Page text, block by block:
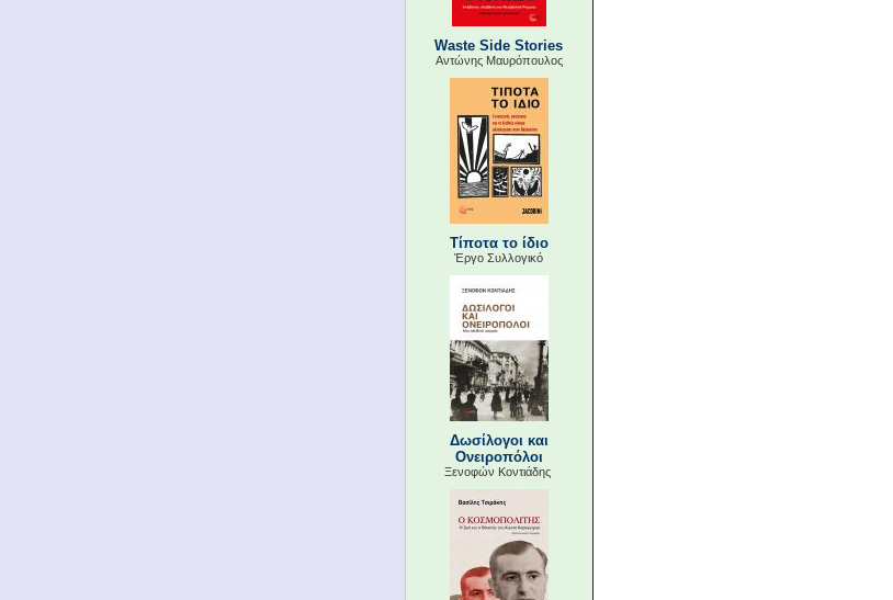
Waste Side Stories
Αντώνης Μαυρόπουλος
Τίποτα το ίδιο
Έργο Συλλογικό
Δωσίλογοι και
Ονειροπόλοι
Ξενοφών Κοντιάδης